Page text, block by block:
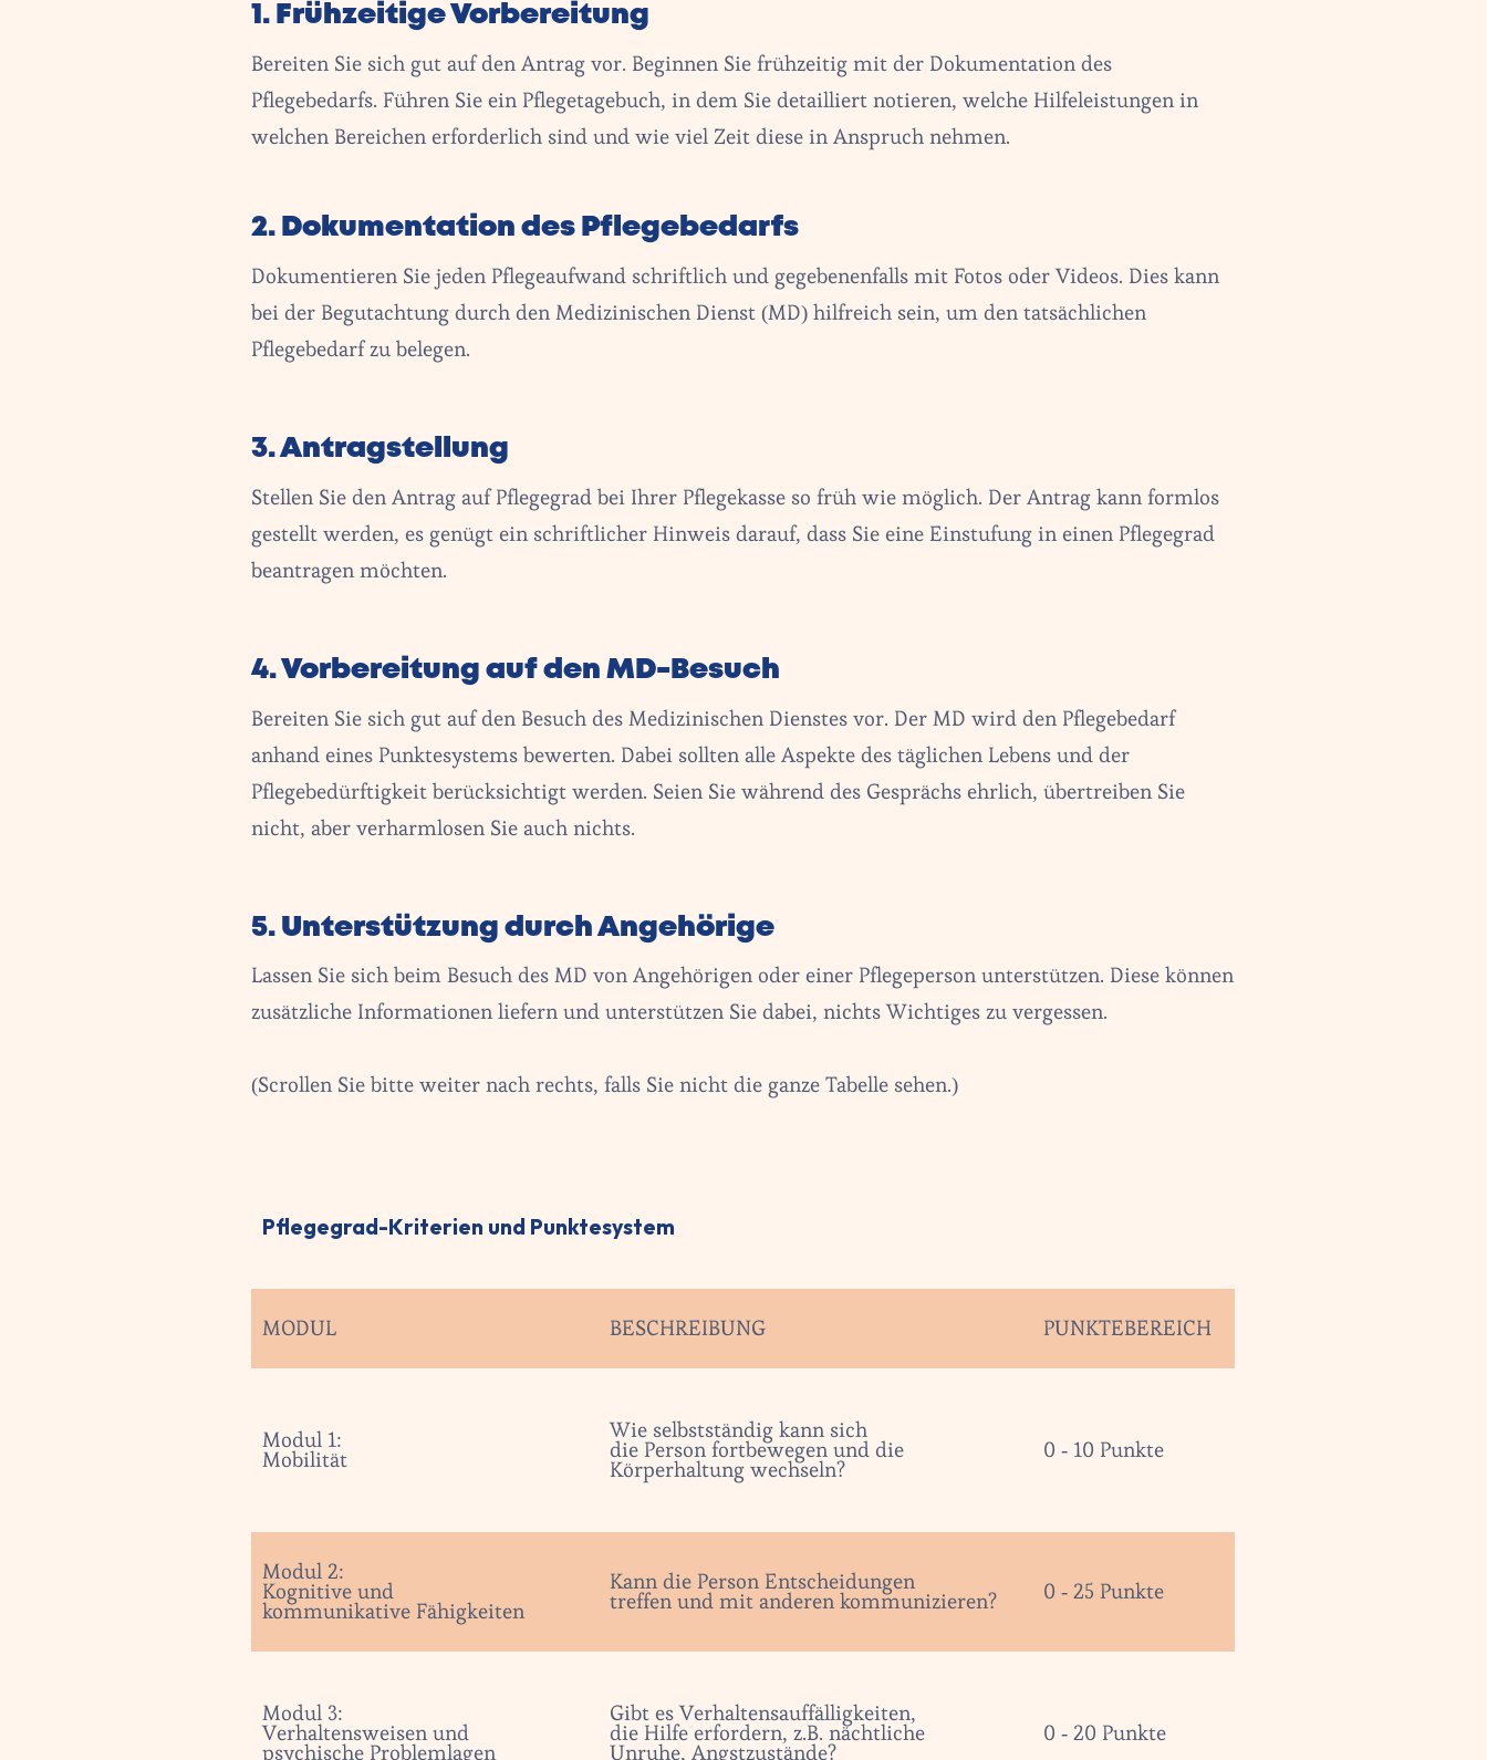
1. Frühzeitige Vorbereitung
Bereiten Sie sich gut auf den Antrag vor. Beginnen Sie frühzeitig mit der Dokumentation des
Pflegebedarfs. Führen Sie ein Pflegetagebuch, in dem Sie detailliert notieren, welche Hilfeleistungen in
welchen Bereichen erforderlich sind und wie viel Zeit diese in Anspruch nehmen.
2. Dokumentation des Pflegebedarfs
Dokumentieren Sie jeden Pflegeaufwand schriftlich und gegebenenfalls mit Fotos oder Videos. Dies kann
bei der Begutachtung durch den Medizinischen Dienst (MD) hilfreich sein, um den tatsächlichen
Pflegebedarf zu belegen.
3. Antragstellung
Stellen Sie den Antrag auf Pflegegrad bei Ihrer Pflegekasse so früh wie möglich. Der Antrag kann formlos
gestellt werden, es genügt ein schriftlicher Hinweis darauf, dass Sie eine Einstufung in einen Pflegegrad
beantragen möchten.
4. Vorbereitung auf den MD-Besuch
Bereiten Sie sich gut auf den Besuch des Medizinischen Dienstes vor. Der MD wird den Pflegebedarf
anhand eines Punktesystems bewerten. Dabei sollten alle Aspekte des täglichen Lebens und der
Pflegebedürftigkeit berücksichtigt werden. Seien Sie während des Gesprächs ehrlich, übertreiben Sie
nicht, aber verharmlosen Sie auch nichts.
5. Unterstützung durch Angehörige
Lassen Sie sich beim Besuch des MD von Angehörigen oder einer Pflegeperson unterstützen. Diese können
zusätzliche Informationen liefern und unterstützen Sie dabei, nichts Wichtiges zu vergessen.
(Scrollen Sie bitte weiter nach rechts, falls Sie nicht die ganze Tabelle sehen.)
Pflegegrad-Kriterien und Punktesystem
MODUL BESCHREIBUNG PUNKTEBEREICH
Modul 1:
Mobilität
Wie selbstständig kann sich
die Person fortbewegen und die
Körperhaltung wechseln?
0 - 10 Punkte
Modul 2:
Kognitive und
kommunikative Fähigkeiten
Kann die Person Entscheidungen
treffen und mit anderen kommunizieren? 0 - 25 Punkte
Modul 3:
Verhaltensweisen und
psychische Problemlagen
Gibt es Verhaltensauffälligkeiten,
die Hilfe erfordern, z.B. nächtliche
Unruhe, Angstzustände?
0 - 20 Punkte